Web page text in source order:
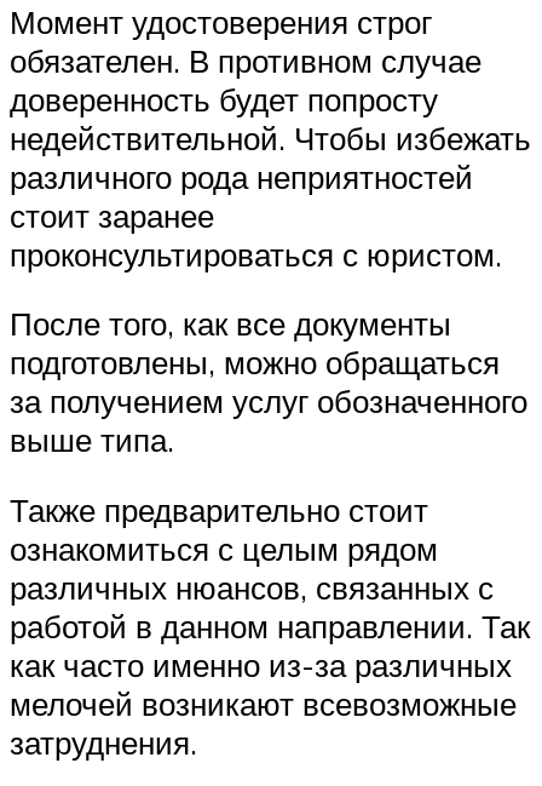
Момент удостоверения строг
обязателен. В противном случае
доверенность будет попросту
недействительной. Чтобы избежать
различного рода неприятностей
стоит заранее
проконсультироваться с юристом.
После того, как все документы
подготовлены, можно обращаться
за получением услуг обозначенного
выше типа.
Также предварительно стоит
ознакомиться с целым рядом
различных нюансов, связанных с
работой в данном направлении. Так
как часто именно из-за различных
мелочей возникают всевозможные
затруднения.